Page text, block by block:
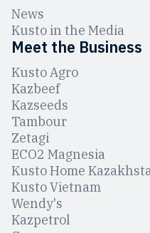
News
Kusto in the Media
Meet the Business
Kusto Agro
Kazbeef
Kazseeds
Tambour
Zetagi
ЕCO2 Magnesia
Kusto Home
Kusto Vietnam
Wendy's
Kazpetrol